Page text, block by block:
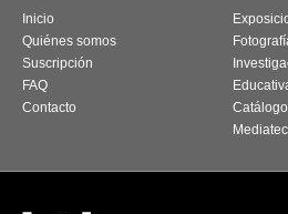
Inicio
Quiénes somos
Suscripción
FAQ
Contacto
Catálogo